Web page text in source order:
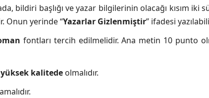
bildiri başlığı ve yazar bilgilerinin olacağı kısım iki
Onun yerinde “Yazarlar Gizlenmiştir” ifadesi
fontları tercih edilmelidir. Ana metin 10 punto
yüksek kalitede olmalıdır.